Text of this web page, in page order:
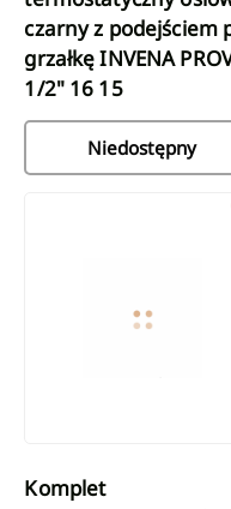
czarny z podejściem
grzałkę INVENA
1/2" 16 15
Niedostępny
Komplet termostatyczny
Komplet